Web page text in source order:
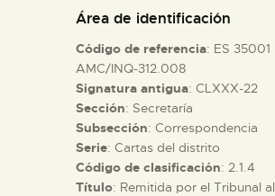
ESPAÑOL
PREPARAR LA VISITA
ACTIVIDADES
Área de identificación
Código de referencia: ES 35001
AMC/INQ-312.008
Signatura antigua: CLXXX-22
Sección: Secretaría
Subsección: Correspondencia
Serie: Cartas del distrito
Código de clasificación: 2.1.4
Título: Remitida por el Tribunal al